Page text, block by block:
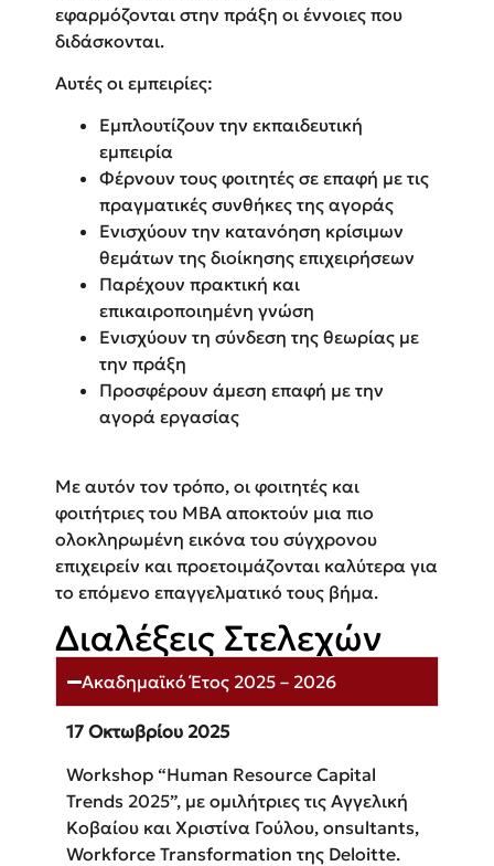
εφαρμόζονται στην πράξη οι έννοιες που
διδάσκονται.
Αυτές οι εμπειρίες:
Εμπλουτίζουν την εκπαιδευτική
εμπειρία
Φέρνουν τους φοιτητές σε επαφή με τις
πραγματικές συνθήκες της αγοράς
Ενισχύουν την κατανόηση κρίσιμων
θεμάτων της διοίκησης επιχειρήσεων
Παρέχουν πρακτική και
επικαιροποιημένη γνώση
Ενισχύουν τη σύνδεση της θεωρίας με
την πράξη
Προσφέρουν άμεση επαφή με την
αγορά εργασίας
Με αυτόν τον τρόπο, οι φοιτητές και
φοιτήτριες του ΜΒΑ αποκτούν μια πιο
ολοκληρωμένη εικόνα του σύγχρονου
επιχειρείν και προετοιμάζονται καλύτερα για
το επόμενο επαγγελματικό τους βήμα.
Διαλέξεις Στελεχών
Ακαδημαϊκό Έτος 2025 – 2026
17 Οκτωβρίου 2025
Workshop “Human Resource Capital
Trends 2025”, με ομιλήτριες τις Αγγελική
Κοβαίου και Χριστίνα Γούλου, onsultants,
Workforce Transformation της Deloitte.